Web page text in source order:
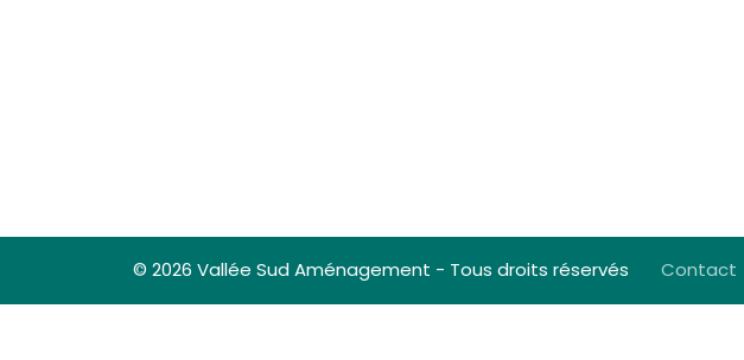
© 2026 Vallée Sud Aménagement - Tous droits réservés Contact